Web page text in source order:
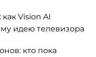
Vision AI
идею телевизора
кто пока